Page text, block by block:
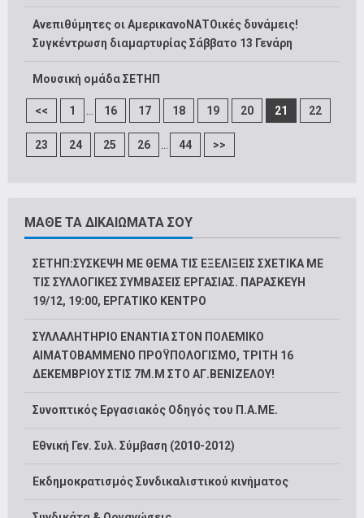
Ανεπιθύμητες οι ΑμερικανοΝΑΤΟικές δυνάμεις!
Συγκέντρωση διαμαρτυρίας Σάββατο 13 Γενάρη
Μουσική ομάδα ΣΕΤΗΠ
<< 1 ... 16 17 18 19 20 21 22
23 24 25 26 ... 44 >>
ΜΑΘΕ ΤΑ ΔΙΚΑΙΩΜΑΤΑ ΣΟΥ
ΣΕΤΗΠ:ΣΥΣΚΕΨΗ ΜΕ ΘΕΜΑ ΤΙΣ ΕΞΕΛΙΞΕΙΣ ΣΧΕΤΙΚΑ ΜΕ
ΤΙΣ ΣΥΛΛΟΓΙΚΕΣ ΣΥΜΒΑΣΕΙΣ ΕΡΓΑΣΙΑΣ. ΠΑΡΑΣΚΕΥΗ
19/12, 19:00, ΕΡΓΑΤΙΚΟ ΚΕΝΤΡΟ
ΣΥΛΛΑΛΗΤΗΡΙΟ ΕΝΑΝΤΙΑ ΣΤΟΝ ΠΟΛΕΜΙΚΟ
ΑΙΜΑΤΟΒΑΜΜΕΝΟ ΠΡΟΫΠΟΛΟΓΙΣΜΟ, ΤΡΙΤΗ 16
ΔΕΚΕΜΒΡΙΟΥ ΣΤΙΣ 7Μ.Μ ΣΤΟ ΑΓ.ΒΕΝΙΖΕΛΟΥ!
Συνοπτικός Εργασιακός Οδηγός του Π.Α.ΜΕ.
Εθνική Γεν. Συλ. Σύμβαση (2010-2012)
Εκδημοκρατισμός Συνδικαλιστικού κινήματος